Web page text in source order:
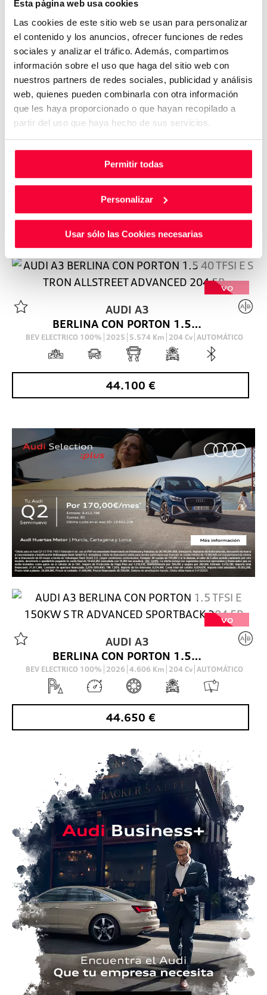
Esta página web usa cookies
Las cookies de este sitio web se usan para personalizar
el contenido y los anuncios, ofrecer funciones de redes
sociales y analizar el tráfico. Además, compartimos
información sobre el uso que haga del sitio web con
nuestros partners de redes sociales, publicidad y análisis
web, quienes pueden combinarla con otra información
que les haya proporcionado o que hayan recopilado a
partir del uso que haya hecho de sus servicios.
Permitir todas
Personalizar
Usar sólo las Cookies necesarias
BEV ELECTRICO 100% 2025 7.550 AUTOMÁTICO
43.850 €
AUDIA3
BEV ELECTRICO 100% 2025 5.966Km 204Cv AUTOMÁTICO
VO
AUDI A3
BERLINA CON PORTON 1.5 40 TFSI E S TRON ALLSTREET ADVANCED 204 5P
BEV ELECTRICO 100% 2025 5.574 Km 204 Cv AUTOMÁTICO
44.100 €
VO
AUDI A3
BERLINA CON PORTON 1.5 TFSI E 150KW S TR ADVANCED SPORTBACK 204 5P
BEV ELECTRICO 100% 2026 4.606 Km 204 Cv AUTOMÁTICO
44.650 €